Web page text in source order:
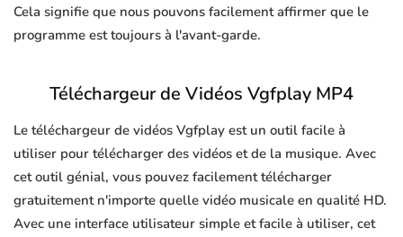
Cela signifie que nous pouvons facilement affirmer que le
programme est toujours à l'avant-garde.
Téléchargeur de Vidéos Vgfplay MP4
Le téléchargeur de vidéos Vgfplay est un outil facile à
utiliser pour télécharger des vidéos et de la musique. Avec
cet outil génial, vous pouvez facilement télécharger
gratuitement n'importe quelle vidéo musicale en qualité HD.
Avec une interface utilisateur simple et facile à utiliser, cet